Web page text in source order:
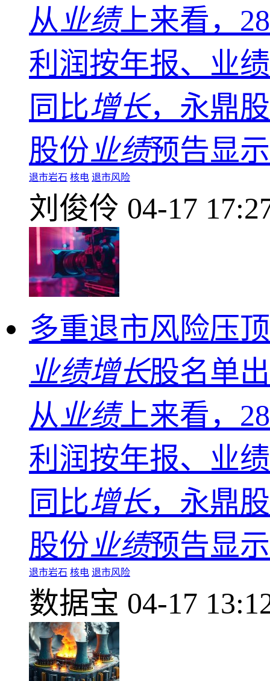
从业绩上来看，
利润按年报、业
同比增长，永鼎
股份业绩预告显
退市岩石 核电 退市风险
刘俊伶 04-17
多重退市风险压
业绩增长股名单
从业绩上来看，
利润按年报、业
同比增长，永鼎
股份业绩预告显
退市岩石 核电 退市风险
数据宝 04-17